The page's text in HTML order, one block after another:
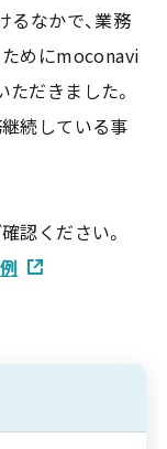
るなかで、業務
めにmoconavi
だきました。
続している事
認ください。